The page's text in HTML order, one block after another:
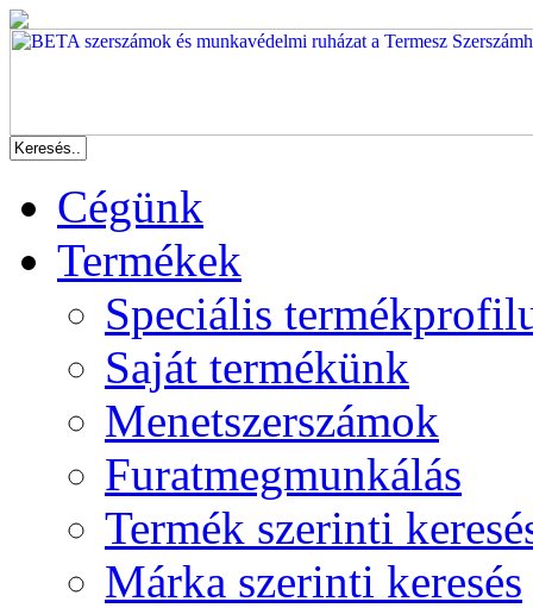
Cégünk
Termékek
Speciális
Saját termékünk
Menetszerszámok
Furatmegmunkálás
Termék szerinti
Márka szerinti keresés